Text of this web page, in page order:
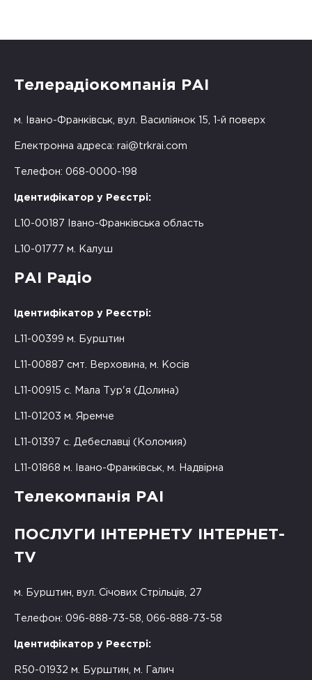
Телерадіокомпанія РАІ
м. Івано-Франківськ, вул. Василіянок 15, 1-й поверх
Електронна адреса: rai@trkrai.com
Телефон: 068-0000-198
Ідентифікатор у Реєстрі:
L10-00187 Івано-Франківська область
L10-01777 м. Калуш
РАІ Радіо
Ідентифікатор у Реєстрі:
L11-00399 м. Бурштин
L11-00887 смт. Верховина, м. Косів
L11-00915 с. Мала Тур'я (Долина)
L11-01203 м. Яремче
L11-01397 с. Дебеславці (Коломия)
L11-01868 м. Івано-Франківськ, м. Надвірна
Телекомпанія РАІ
ПОСЛУГИ ІНТЕРНЕТУ ІНТЕРНЕТ-
TV
м. Бурштин, вул. Січових Стрільців, 27
Телефон: 096-888-73-58, 066-888-73-58
Ідентифікатор у Реєстрі:
R50-01932 м. Бурштин, м. Галич